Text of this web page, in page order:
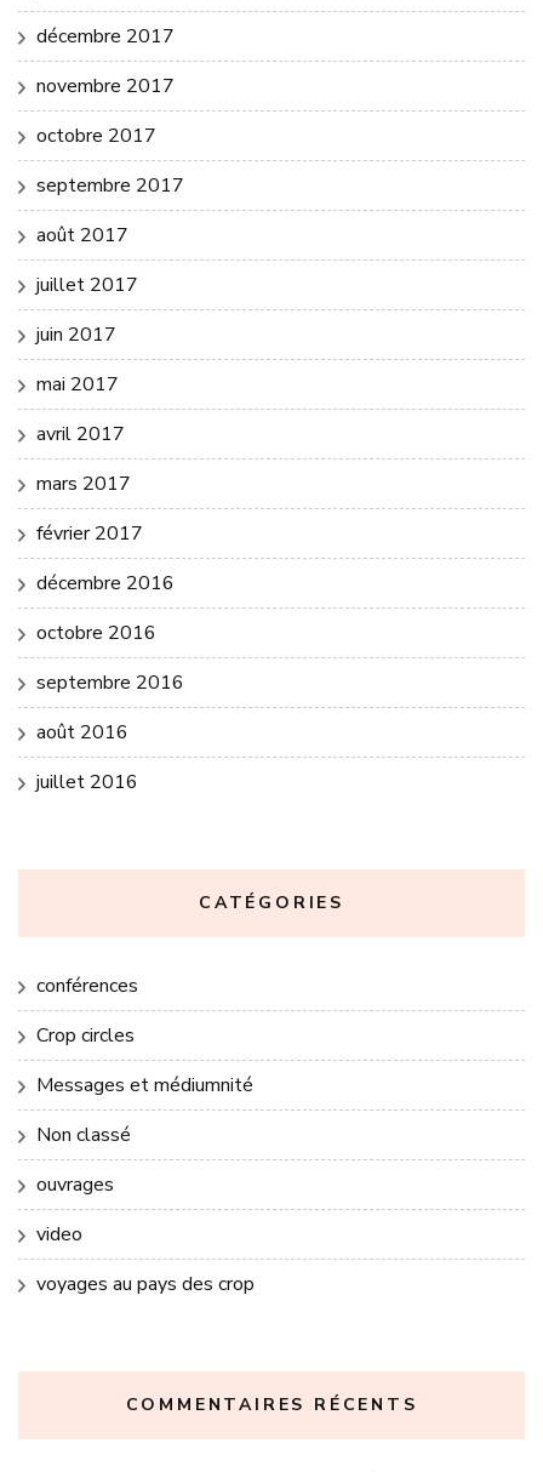
décembre 2017
novembre 2017
octobre 2017
septembre 2017
août 2017
juillet 2017
juin 2017
mai 2017
avril 2017
mars 2017
février 2017
décembre 2016
octobre 2016
septembre 2016
août 2016
juillet 2016
CATÉGORIES
conférences
Crop circles
Messages et médiumnité
Non classé
ouvrages
video
voyages au pays des crop
COMMENTAIRES RÉCENTS